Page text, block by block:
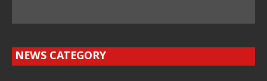
NEWS CATEGORY